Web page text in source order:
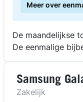
Meer over
De maandelijkse
De eenmalige
Samsung
Zakelijk